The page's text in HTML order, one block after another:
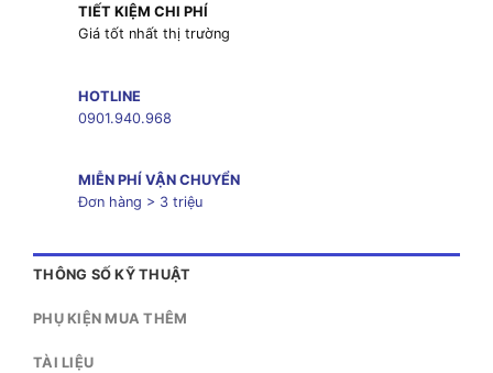
TIẾT KIỆM CHI PHÍ
Giá tốt nhất thị trường
HOTLINE
0901.940.968
MIỄN PHÍ VẬN CHUYỂN
Đơn hàng > 3 triệu
THÔNG SỐ KỸ THUẬT
PHỤ KIỆN MUA THÊM
TÀI LIỆU